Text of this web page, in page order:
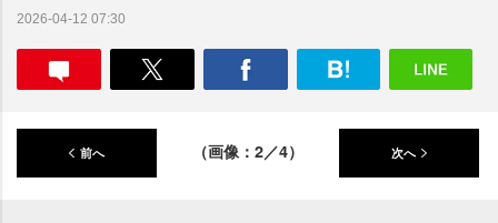
2026-04-12 07:30
前へ （画像：2／4） 次へ